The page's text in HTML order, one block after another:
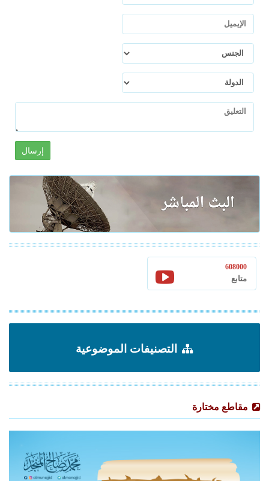
إرسال
608000
متابع
التصنيفات الموضوعية
مقاطع مختارة